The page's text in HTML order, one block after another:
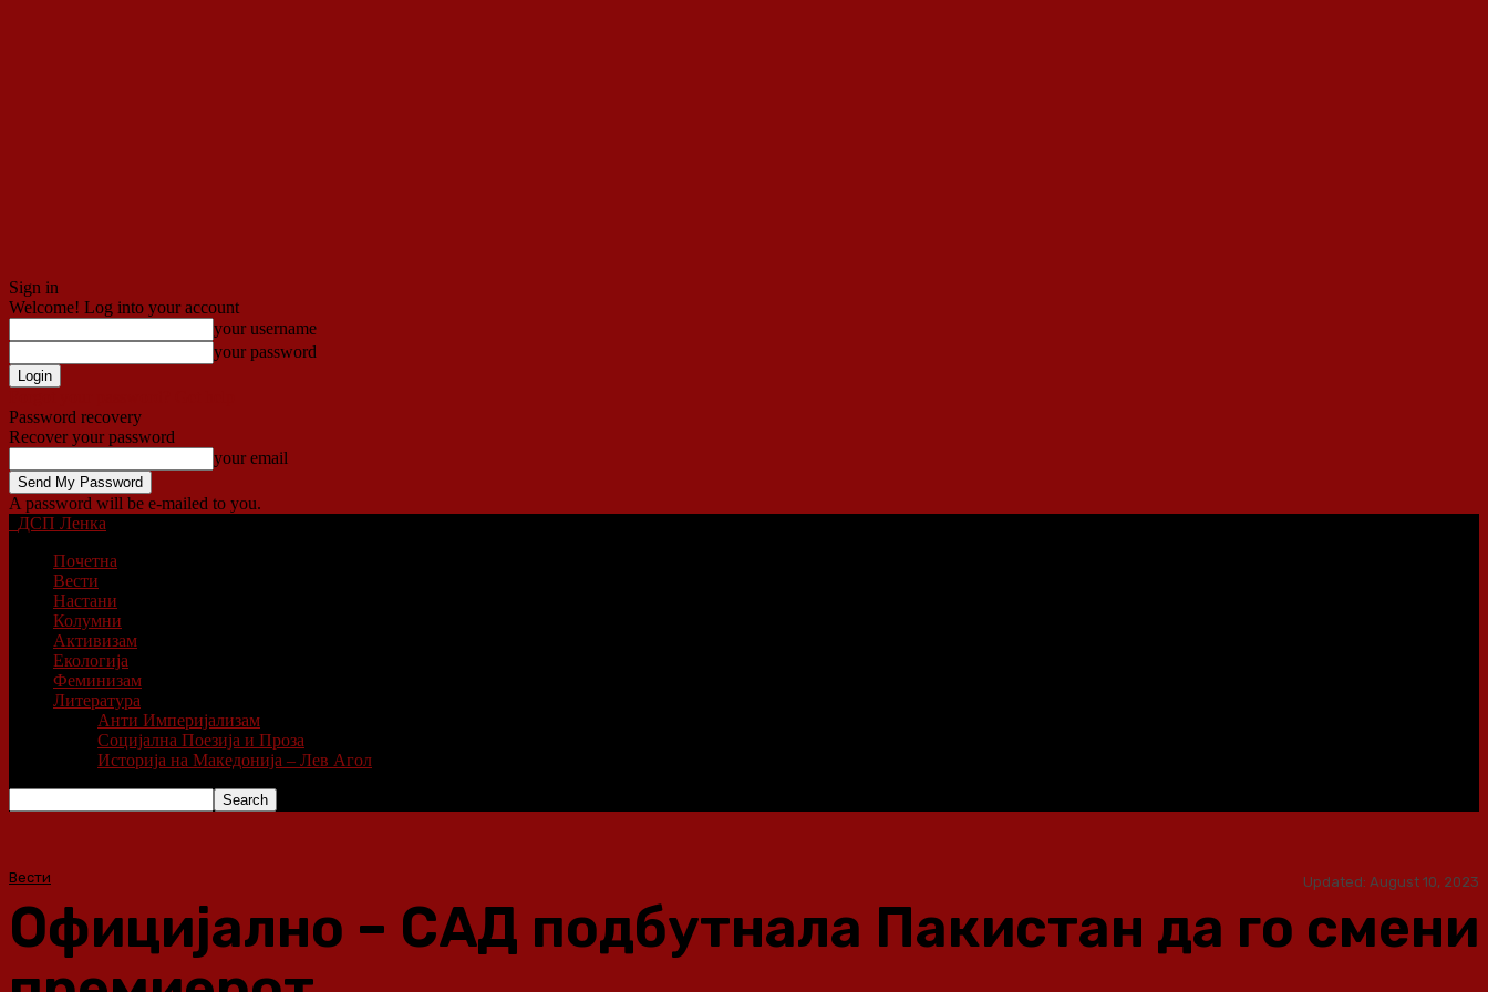
Sign in
Welcome! Log into your account
your username
your password
Password recovery
Recover your password
your email
A password will be e-mailed to you.
ДСП Ленка
Почетна
Вести
Настани
Колумни
Активизам
Екологија
Феминизам
Литература
Анти Империјализам
Социјална Поезија и Проза
Историја на Македонија – Лев Агол
Вести Updated: August 10, 2023
Официјално – САД подбутнала Пакистан да го смени